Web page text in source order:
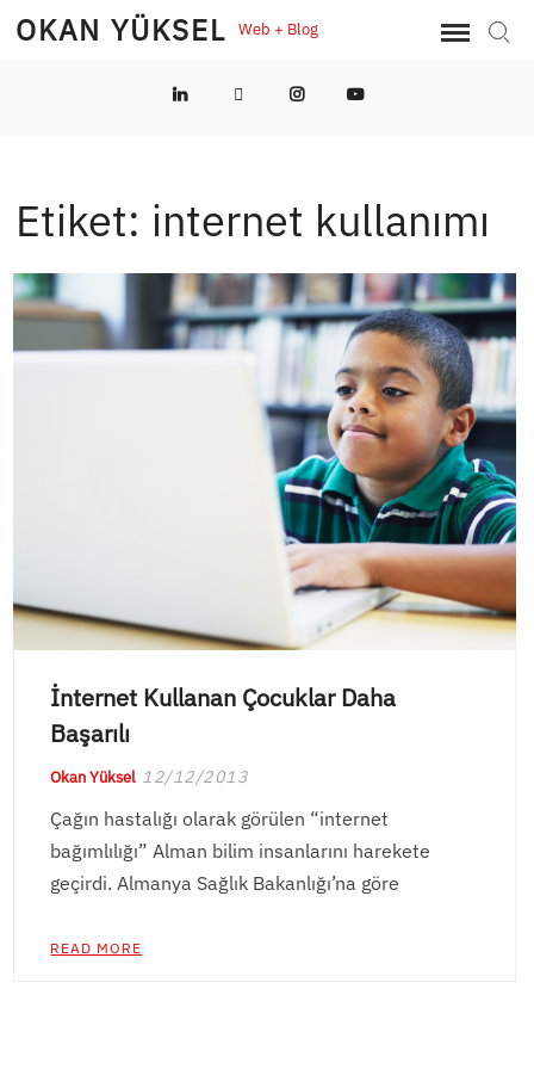
SkipOKAN YÜKSEL Web + Blog
LinkedInTwitterInstagramYouTube
Etiket: internet kullanımı
İnternet Kullanan Çocuklar Daha
Başarılı
Okan Yüksel 12/12/2013
Çağın hastalığı olarak görülen “internet
bağımlılığı” Alman bilim insanlarını harekete
geçirdi. Almanya Sağlık Bakanlığı’na göre
READ MORE